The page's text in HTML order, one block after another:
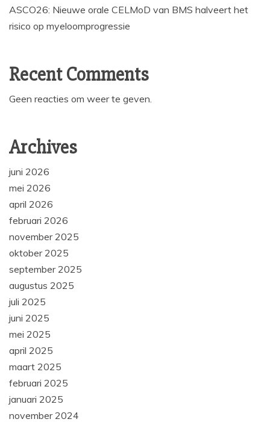
ASCO26: Nieuwe orale CELMoD van BMS halveert het
risico op myeloomprogressie
Recent Comments
Geen reacties om weer te geven.
Archives
juni 2026
mei 2026
april 2026
februari 2026
november 2025
oktober 2025
september 2025
augustus 2025
juli 2025
juni 2025
mei 2025
april 2025
maart 2025
februari 2025
januari 2025
november 2024